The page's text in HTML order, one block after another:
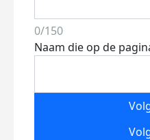
0/150
Naam die op de